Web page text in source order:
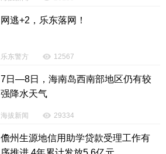
投诉电话：0898-65818181
网逃+2，乐东落网！
乐东警方 12567
7日—8日，海南岛西南部地区仍有较
强降水天气
海拔新闻 29334
儋州生源地信用助学贷款受理工作有